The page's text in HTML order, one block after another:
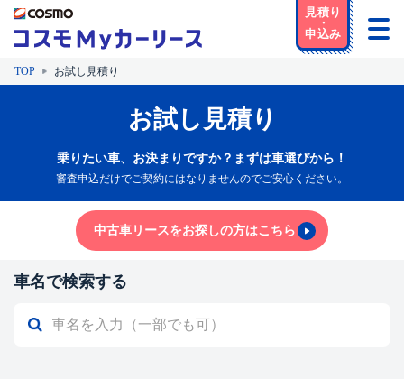
TOP お試し見積り
お試し見積り
乗りたい車、お決まりですか？まずは車選びから！
審査申込だけでご契約にはなりませんのでご安心ください。
中古車リースをお探しの方はこちら
車名で検索する